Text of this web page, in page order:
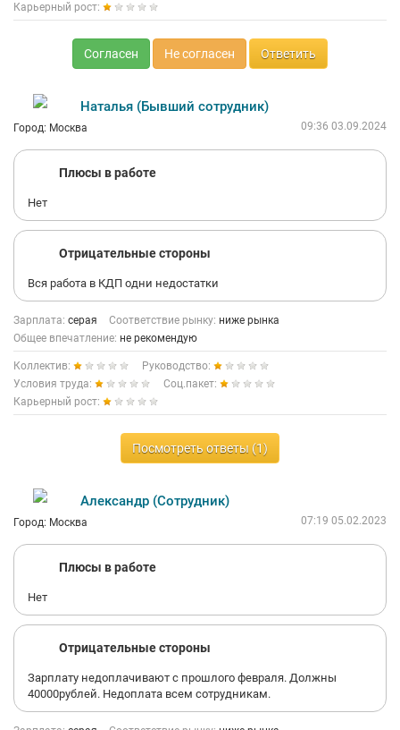
Карьерный рост:
Согласен Не согласен Ответить
Наталья (Бывший сотрудник)
Город: Москва 09:36 03.09.2024
Плюсы в работе
Нет
Отрицательные стороны
Вся работа в КДП одни недостатки
Зарплата: серая Соответствие рынку: ниже рынка
Общее впечатление: не рекомендую
Коллектив:
Руководство:
Условия труда:
Соц.пакет:
Карьерный рост:
Посмотреть ответы (1)
Александр (Сотрудник)
Город: Москва 07:19 05.02.2023
Плюсы в работе
Нет
Отрицательные стороны
Зарплату недоплачивают с прошлого февраля. Должны
40000рублей. Недоплата всем сотрудникам.